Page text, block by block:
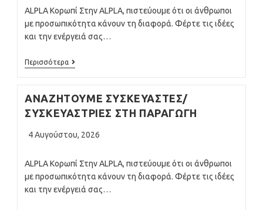
ALPLA Κορωπί Στην ALPLA, πιστεύουμε ότι οι άνθρωποι
με προσωπικότητα κάνουν τη διαφορά. Φέρτε τις ιδέες
και την ενέργειά σας…
ΠερισσότεραΑΝΑΖΗΤΟΥΜΕ
ΑΝΑΖΗΤΟΥΜΕ ΣΥΣΚΕΥΑΣΤΕΣ/
ΣΥΣΚΕΥΑΣΤΡΙΕΣ ΣΤΗ ΠΑΡΑΓΩΓΗ
Post
4 Αυγούστου, 2026
ALPLA Κορωπί Στην ALPLA, πιστεύουμε ότι οι άνθρωποι
με προσωπικότητα κάνουν τη διαφορά. Φέρτε τις ιδέες
και την ενέργειά σας…